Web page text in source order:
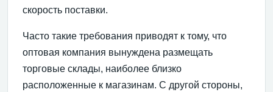
скорость поставки.
Часто такие требования приводят к тому, что
оптовая компания вынуждена размещать
торговые склады, наиболее близко
расположенные к магазинам. С другой стороны,